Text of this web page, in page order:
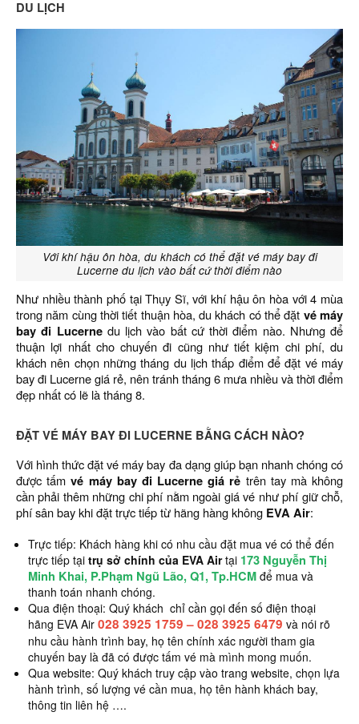
DU LỊCH
Với khí hậu ôn hòa, du khách có thể đặt vé máy bay đi
Lucerne du lịch vào bất cứ thời điểm nào
Như nhiều thành phố tại Thụy Sĩ, với khí hậu ôn hòa với 4 mùa
trong năm cùng thời tiết thuận hòa, du khách có thể đặt vé máy
bay đi Lucernedu lịch vào bất cứ thời điểm nào. Nhưng để
thuận lợi nhất cho chuyến đi cũng như tiết kiệm chi phí, du
khách nên chọn những tháng du lịch thấp điểm để đặt vé máy
bay đi Lucerne giá rẻ, nên tránh tháng 6 mưa nhiều và thời điểm
đẹp nhất có lẽ là tháng 8.
ĐẶT VÉ MÁY BAY ĐI LUCERNE BẰNG CÁCH NÀO?
Với hình thức đặt vé máy bay đa dạng giúp bạn nhanh chóng có
được tấmvé máy bay đi Lucerne giá rẻ trên tay mà không
cần phải thêm những chi phí nằm ngoài giá vé như phí giữ chỗ,
phí sân bay khi đặt trực tiếp từ hãng hàng không EVA Air:
Trực tiếp: Khách hàng khi có nhu cầu đặt mua vé có thể đến
trực tiếp tại trụ sở chính của EVA Airtại 173 Nguyễn Thị
Minh Khai, P.Phạm Ngũ Lão, Q1, Tp.HCM để mua và
thanh toán nhanh chóng.
Qua điện thoại: Quý khách chỉ cần gọi đến số điện thoại
hãng EVA Air 028 3925 1759–028 3925 6479 và nói rõ
nhu cầu hành trình bay, họ tên chính xác người tham gia
chuyến bay là đã có được tấm vé mà mình mong muốn.
Qua website: Quý khách truy cập vào trang website, chọn lựa
hành trình, số lượng vé cần mua, họ tên hành khách bay,
thông tin liên hệ ….